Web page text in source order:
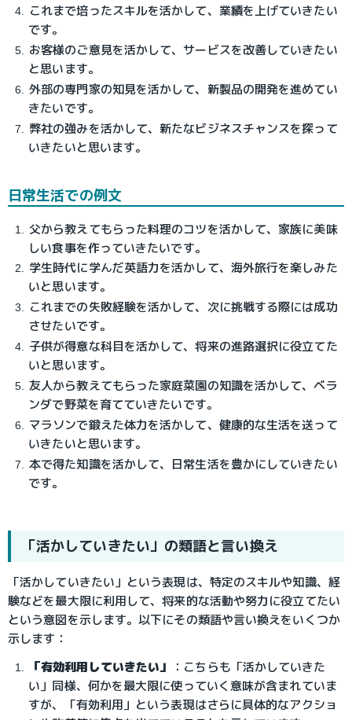
これまで培ったスキルを活かして、業績を上げていきたい
です。
お客様のご意見を活かして、サービスを改善していきたい
と思います。
外部の専門家の知見を活かして、新製品の開発を進めてい
きたいです。
弊社の強みを活かして、新たなビジネスチャンスを探って
いきたいと思います。
日常生活での例文
父から教えてもらった料理のコツを活かして、家族に美味
しい食事を作っていきたいです。
学生時代に学んだ英語力を活かして、海外旅行を楽しみた
いと思います。
これまでの失敗経験を活かして、次に挑戦する際には成功
させたいです。
子供が得意な科目を活かして、将来の進路選択に役立てた
いと思います。
友人から教えてもらった家庭菜園の知識を活かして、ベラ
ンダで野菜を育てていきたいです。
マラソンで鍛えた体力を活かして、健康的な生活を送って
いきたいと思います。
本で得た知識を活かして、日常生活を豊かにしていきたい
です。
「活かしていきたい」の類語と言い換え
「活かしていきたい」という表現は、特定のスキルや知識、経
験などを最大限に利用して、将来的な活動や努力に役立てたい
という意図を示します。以下にその類語や言い換えをいくつか
示します：
「有効利用していきたい」
：こちらも「活かしていきた
い」同様、何かを最大限に使っていく意味が含まれていま
すが、「有効利用」という表現はさらに具体的なアクショ